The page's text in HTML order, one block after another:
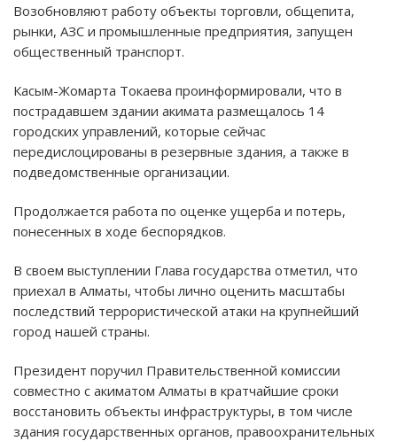
Возобновляют работу объекты торговли, общепита,
рынки, АЗС и промышленные предприятия, запущен
общественный транспорт.
Касым-Жомарта Токаева проинформировали, что в
пострадавшем здании акимата размещалось 14
городских управлений, которые сейчас
передислоцированы в резервные здания, а также в
подведомственные организации.
Продолжается работа по оценке ущерба и потерь,
понесенных в ходе беспорядков.
В своем выступлении Глава государства отметил, что
приехал в Алматы, чтобы лично оценить масштабы
последствий террористической атаки на крупнейший
город нашей страны.
Президент поручил Правительственной комиссии
совместно с акиматом Алматы в кратчайшие сроки
восстановить объекты инфраструктуры, в том числе
здания государственных органов, правоохранительных